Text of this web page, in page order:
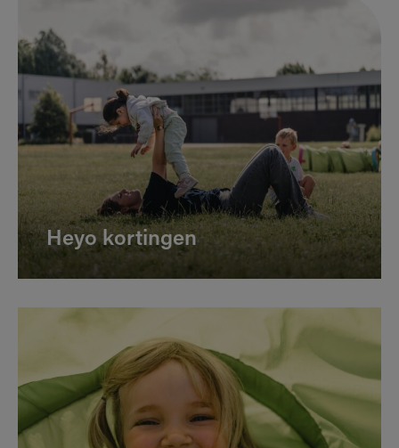
Heyo kortingen